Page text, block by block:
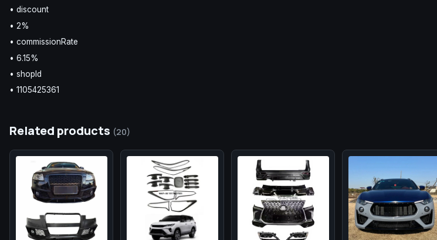
• discount
• 2%
• commissionRate
• 6.15%
• shopId
• 1105425361
Related products (20)